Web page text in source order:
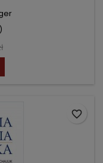
favorite_border